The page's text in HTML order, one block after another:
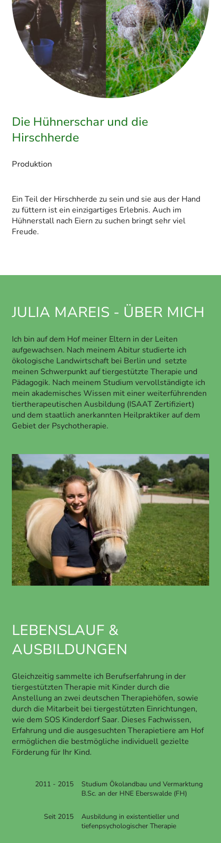
Die Hühnerschar und die
Hirschherde
Produktion
Ein Teil der Hirschherde zu sein und sie aus der Hand
zu füttern ist ein einzigartiges Erlebnis. Auch im
Hühnerstall nach Eiern zu suchen bringt sehr viel
Freude.
JULIA MAREIS - ÜBER MICH
Ich bin auf dem Hof meiner Eltern in der Leiten
aufgewachsen. Nach meinem Abitur studierte ich
ökologische Landwirtschaft bei Berlin und setzte
meinen Schwerpunkt auf tiergestützte Therapie und
Pädagogik. Nach meinem Studium vervollständigte ich
mein akademisches Wissen mit einer weiterführenden
tiertherapeutischen Ausbildung (ISAAT Zertifiziert)
und dem staatlich anerkannten Heilpraktiker auf dem
Gebiet der Psychotherapie.
LEBENSLAUF &
AUSBILDUNGEN
Gleichzeitig sammelte ich Berufserfahrung in der
tiergestützten Therapie mit Kinder durch die
Anstellung an zwei deutschen Therapiehöfen, sowie
durch die Mitarbeit bei tiergestützten Einrichtungen,
wie dem SOS Kinderdorf Saar. Dieses Fachwissen,
Erfahrung und die ausgesuchten Therapietiere am Hof
ermöglichen die bestmögliche individuell gezielte
Förderung für Ihr Kind.
2011 - 2015
Studium Ökolandbau und Vermarktung
B.Sc. an der HNE Eberswalde (FH)
Seit 2015
Ausbildung in existentieller und
tiefenpsychologischer Therapie